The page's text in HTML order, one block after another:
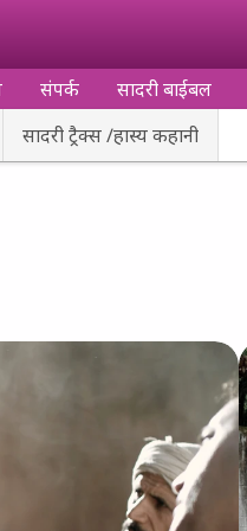
सादरी ट्रैक्स /हास्य कहानी
संपर्क सादरी बाईबल